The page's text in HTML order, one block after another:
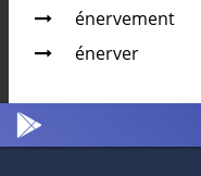
énervement
énerver